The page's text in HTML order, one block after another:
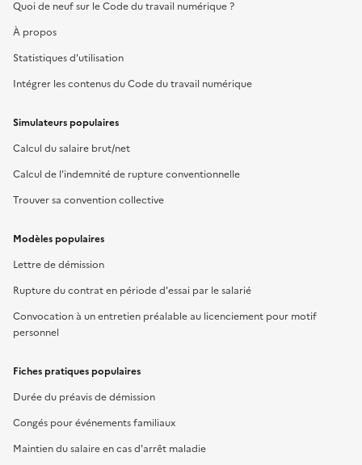
Quoi de neuf sur le Code du travail numérique ?
À propos
Statistiques d'utilisation
Intégrer les contenus du Code du travail numérique
Simulateurs populaires
Calcul du salaire brut/net
Calcul de l'indemnité de rupture conventionnelle
Trouver sa convention collective
Modèles populaires
Lettre de démission
Rupture du contrat en période d'essai par le salarié
Convocation à un entretien préalable au licenciement pour motif
personnel
Fiches pratiques populaires
Durée du préavis de démission
Congés pour événements familiaux
Maintien du salaire en cas d'arrêt maladie